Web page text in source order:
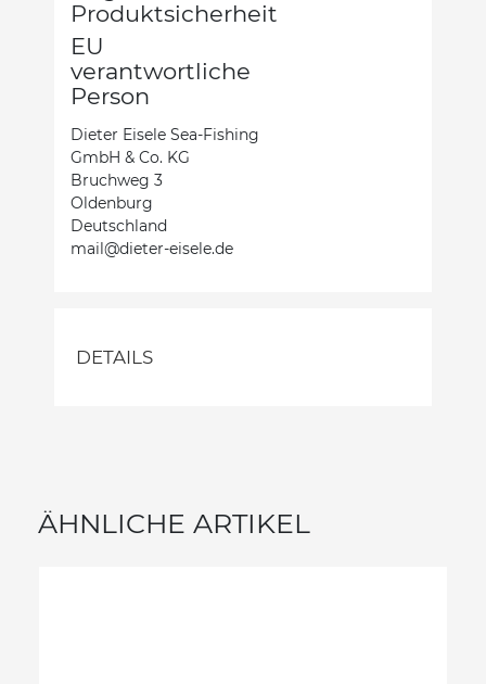
Produktsicherheit
EU
verantwortliche
Person
Dieter Eisele Sea-Fishing
GmbH & Co. KG
Bruchweg 3
Oldenburg
Deutschland
mail@dieter-eisele.de
DETAILS
ÄHNLICHE ARTIKEL